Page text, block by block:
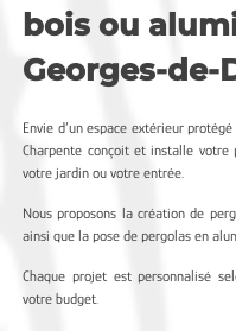
bois ou
Georges-de-
Envie d’un espace extérieur
Charpente conçoit et installe votre
votre jardin ou votre entrée.
Nous proposons la création de
ainsi que la pose de pergolas en
Chaque projet est personnalisé
votre budget.